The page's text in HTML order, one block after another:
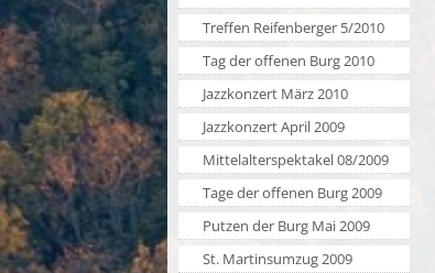
Treffen Reifenberger 5/2010
Tag der offenen Burg 2010
Jazzkonzert März 2010
Jazzkonzert April 2009
Mittelalterspektakel 08/2009
Tage der offenen Burg 2009
Putzen der Burg Mai 2009
St. Martinsumzug 2009